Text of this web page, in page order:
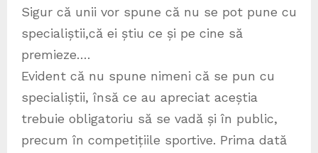
Sigur că unii vor spune că nu se pot pune cu
specialiștii,că ei știu ce și pe cine să
premieze….
Evident că nu spune nimeni că se pun cu
specialiștii, însă ce au apreciat aceștia
trebuie obligatoriu să se vadă și în public,
precum în competițiile sportive. Prima dată